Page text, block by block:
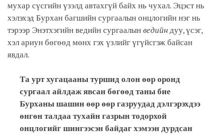
мухар сүсгийн үзэлд автахгүй байх нь чухал. Эцэст нь
хэлэхэд Бурхан багшийн сургаалын онцлогийн нэг нь
тэрээр Энэтхэгийн ведийн сургаалын ведийн дуу, үсэг,
хэл ариун бөгөөд мөнх гэх үзлийг үгүйсгэж байсан
явдал.
Та урт хугацааны туршид олон өөр оронд
сургаал айлдаж явсан бөгөөд таны бие
Бурханы шашин өөр өөр газруудад дэлгэрэхдээ
өнгөн талдаа тухайн газрын тодорхой
онцлогийг шингээсэн байдаг хэмээн дурдсан